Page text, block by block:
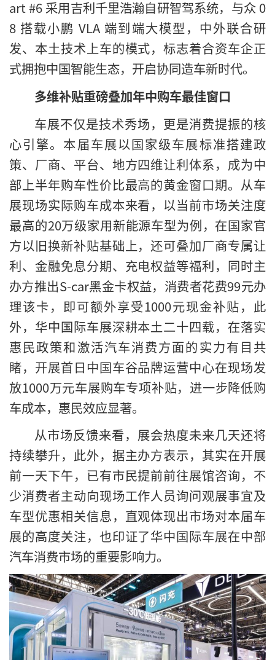
art #6 采用吉利千里浩瀚自研智驾系统，与众 0
8 搭载小鹏 VLA 端到端大模型，中外联合研
发、本土技术上车的模式，标志着合资车企正
式拥抱中国智能生态，开启协同造车新时代。
多维补贴重磅叠加年中购车最佳窗口
车展不仅是技术秀场，更是消费提振的核
心引擎。本届车展以国家级车展标准搭建政
策、厂商、平台、地方四维让利体系，成为中
部上半年购车性价比最高的黄金窗口期。从车
展现场实际购车成本来看，以当前市场关注度
最高的20万级家用新能源车型为例，在国家官
方以旧换新补贴基础上，还可叠加厂商专属让
利、金融免息分期、充电权益等福利，同时主
办方推出S-car黑金卡权益，消费者花费99元办
理该卡，即可额外享受1000元现金补贴，此
外，华中国际车展深耕本土二十四载，在落实
惠民政策和激活汽车消费方面的实力有目共
睹，开展首日中国车谷品牌运营中心在现场发
放1000万元车展购车专项补贴，进一步降低购
车成本，惠民效应显著。
从市场反馈来看，展会热度未来几天还将
持续攀升，此外，据主办方表示，其实在开展
前一天下午，已有市民提前前往展馆咨询，不
少消费者主动向现场工作人员询问观展事宜及
车型优惠相关信息，直观体现出市场对本届车
展的高度关注，也印证了华中国际车展在中部
汽车消费市场的重要影响力。